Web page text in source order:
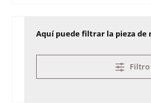
Aquí puede filtrar la pieza de
Filtro